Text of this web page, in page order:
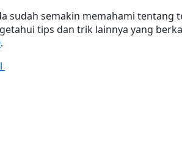
sudah semakin memahami tentang
tips dan trik lainnya yang
.